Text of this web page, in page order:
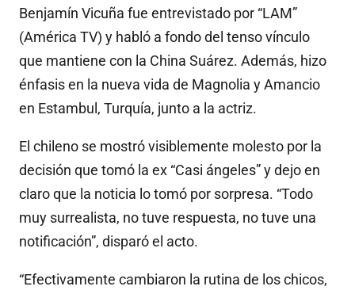
Benjamín Vicuña fue entrevistado por “LAM”
(América TV) y habló a fondo del tenso vínculo
que mantiene con la China Suárez. Además, hizo
énfasis en la nueva vida de Magnolia y Amancio
en Estambul, Turquía, junto a la actriz.
El chileno se mostró visiblemente molesto por la
decisión que tomó la ex “Casi ángeles” y dejo en
claro que la noticia lo tomó por sorpresa. “Todo
muy surrealista, no tuve respuesta, no tuve una
notificación”, disparó el acto.
“Efectivamente cambiaron la rutina de los chicos,